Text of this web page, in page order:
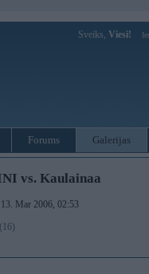
Sveiks, Viesi!
Forums Galerijas
vs. Kaulainaa
13. Mar 2006, 02:53